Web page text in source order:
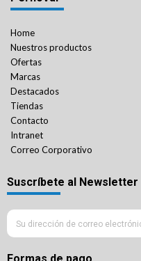
Home
Nuestros productos
Ofertas
Marcas
Destacados
Tiendas
Contacto
Intranet
Correo Corporativo
Suscríbete al Newsletter
Formas de pago